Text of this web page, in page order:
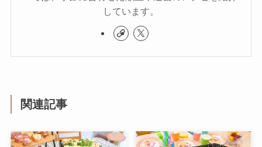
しています。
関連記事